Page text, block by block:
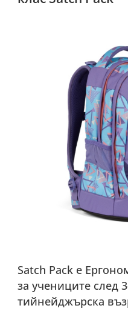
Satch Pack е
за учениците след
тийнейджърска